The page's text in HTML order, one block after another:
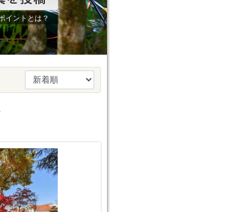
イントとは？